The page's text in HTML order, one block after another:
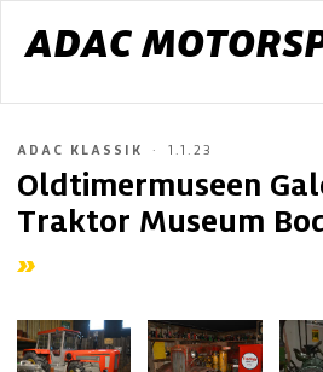
ADAC
ADAC KLASSIK 1.1.23
Oldtimermuseen
Traktor Museum